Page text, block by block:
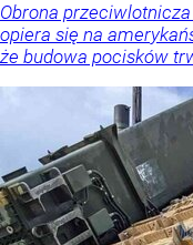
Obrona
opiera się na
że budowa pocisków